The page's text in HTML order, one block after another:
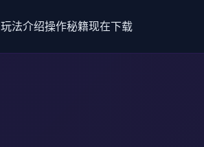
玩法介绍操作秘籍现在下载